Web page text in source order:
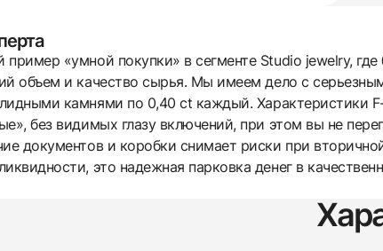
438
285
145
142
205
204
195
150
6
пример «умной покупки» в сегменте Studio jewelry,
объем и качество сырья. Мы имеем дело с
камнями по 0,40 ct каждый. Характеристики
без видимых глазу включений, при этом вы не
документов и коробки снимает риски при
это надежная парковка денег в